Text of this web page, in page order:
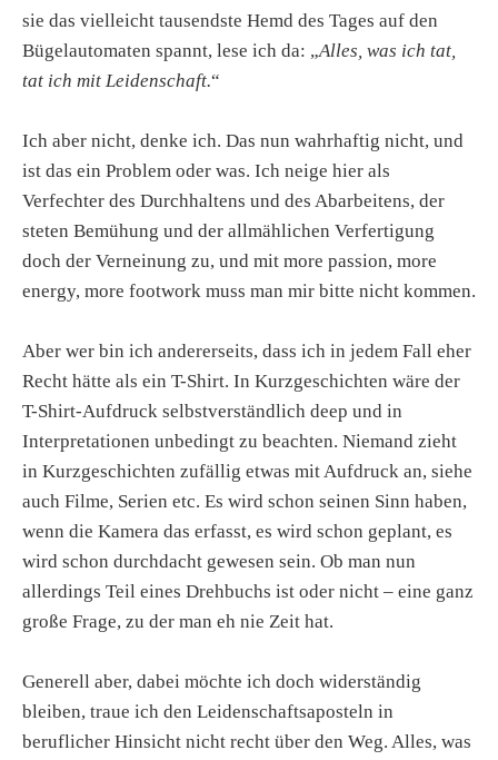
sie das vielleicht tausendste Hemd des Tages auf den
Bügelautomaten spannt, lese ich da: „Alles, was ich tat,
tat ich mit Leidenschaft.“
Ich aber nicht, denke ich. Das nun wahrhaftig nicht, und
ist das ein Problem oder was. Ich neige hier als
Verfechter des Durchhaltens und des Abarbeitens, der
steten Bemühung und der allmählichen Verfertigung
doch der Verneinung zu, und mit more passion, more
energy, more footwork muss man mir bitte nicht kommen.
Aber wer bin ich andererseits, dass ich in jedem Fall eher
Recht hätte als ein T-Shirt. In Kurzgeschichten wäre der
T-Shirt-Aufdruck selbstverständlich deep und in
Interpretationen unbedingt zu beachten. Niemand zieht
in Kurzgeschichten zufällig etwas mit Aufdruck an, siehe
auch Filme, Serien etc. Es wird schon seinen Sinn haben,
wenn die Kamera das erfasst, es wird schon geplant, es
wird schon durchdacht gewesen sein. Ob man nun
allerdings Teil eines Drehbuchs ist oder nicht – eine ganz
große Frage, zu der man eh nie Zeit hat.
Generell aber, dabei möchte ich doch widerständig
bleiben, traue ich den Leidenschaftsaposteln in
beruflicher Hinsicht nicht recht über den Weg. Alles, was